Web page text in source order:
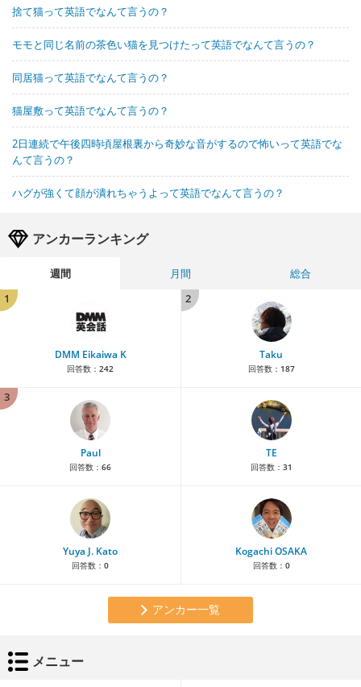
捨て猫って英語でなんて言うの？
モモと同じ名前の茶色い猫を見つけたって英語でなんて言うの？
同居猫って英語でなんて言うの？
猫屋敷って英語でなんて言うの？
2日連続で午後四時頃屋根裏から奇妙な音がするので怖いって英語でな
んて言うの？
ハグが強くて顔が潰れちゃうよって英語でなんて言うの？
アンカーランキング
週間 月間
総合
1
DMM Eikaiwa K
回答数： 242
2
Taku
回答数： 187
3
Paul
回答数： 66
TE
回答数： 31
Yuya J. Kato
回答数： 0
Kogachi OSAKA
回答数： 0
アンカー一覧
メニュー